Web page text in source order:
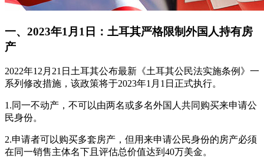
一、2023年1月1日：土耳其严格限制外国人持有房
产
2022年12月21日土耳其公布最新《土耳其公民法实施条例》一
系列修改措施，该政策将于2023年1月1日正式执行。
1.同一不动产，不可以由两名或多名外国人共同购买来申请公
民身份。
2.申请者可以购买多套房产，但用来申请公民身份的房产必须
在同一销售主体名下且评估总价值达到40万美金。